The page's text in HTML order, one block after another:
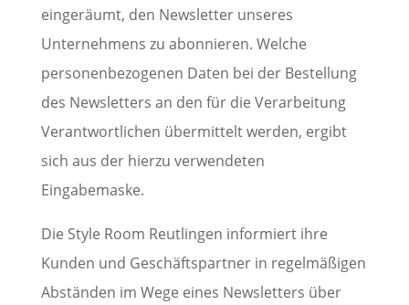
eingeräumt, den Newsletter unseres
Unternehmens zu abonnieren. Welche
personenbezogenen Daten bei der Bestellung
des Newsletters an den für die Verarbeitung
Verantwortlichen übermittelt werden, ergibt
sich aus der hierzu verwendeten
Eingabemaske.
Die Style Room Reutlingen informiert ihre
Kunden und Geschäftspartner in regelmäßigen
Abständen im Wege eines Newsletters über